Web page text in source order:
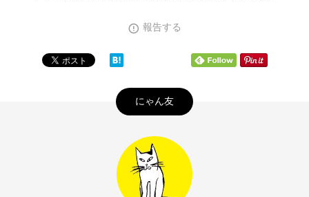
報告する
にゃん友